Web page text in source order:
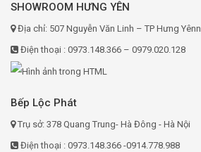
SHOWROOM HƯNG YÊN
Địa chỉ: 507 Nguyễn Văn Linh – TP Hưng Yênn
Điện thoại : 0973.148.366 – 0979.020.128
Bếp Lộc Phát
Trụ sở: 378 Quang Trung- Hà Đông - Hà Nội
Điện thoại : 0973.148.366 -0914.778.988